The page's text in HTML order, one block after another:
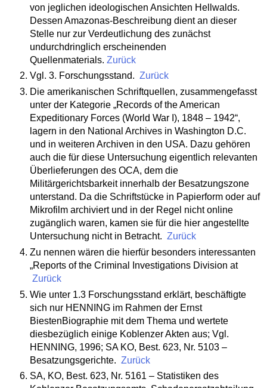
von jeglichen ideologischen Ansichten Hellwalds.
Dessen Amazonas-Beschreibung dient an dieser
Stelle nur zur Verdeutlichung des zunächst
undurchdringlich erscheinenden
Quellenmaterials. Zurück
Vgl. 3. Forschungsstand. Zurück
Die amerikanischen Schriftquellen, zusammengefasst
unter der Kategorie „Records of the American
Expeditionary Forces (World War I), 1848 – 1942“,
lagern in den National Archives in Washington D.C.
und in weiteren Archiven in den USA. Dazu gehören
auch die für diese Untersuchung eigentlich relevanten
Überlieferungen des OCA, dem die
Militärgerichtsbarkeit innerhalb der Besatzungszone
unterstand. Da die Schriftstücke in Papierform oder auf
Mikrofilm archiviert und in der Regel nicht online
zugänglich waren, kamen sie für die hier angestellte
Untersuchung nicht in Betracht. Zurück
Zu nennen wären die hierfür besonders interessanten
„Reports of the Criminal Investigations Division at
Zurück
Wie unter 1.3 Forschungsstand erklärt, beschäftigte
sich nur HENNING im Rahmen der Ernst
BiestenBiographie mit dem Thema und wertete
diesbezüglich einige Koblenzer Akten aus; Vgl.
HENNING, 1996; SA KO, Best. 623, Nr. 5103 –
Besatzungsgerichte. Zurück
SA, KO, Best. 623, Nr. 5161 – Statistiken des